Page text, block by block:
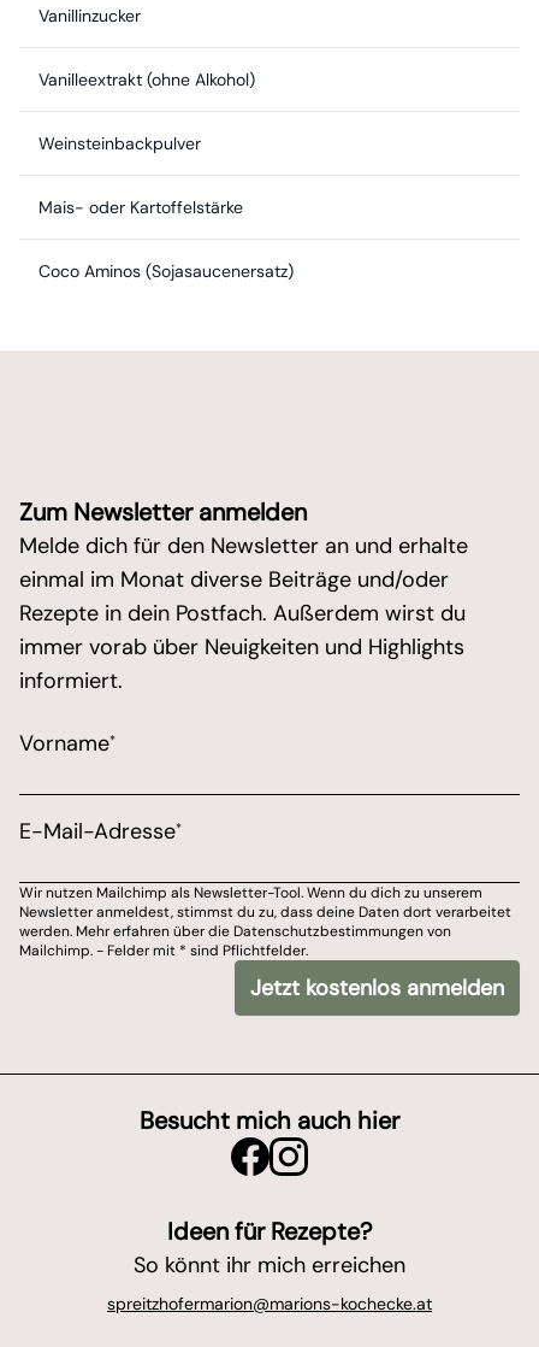
Vanillinzucker
Vanilleextrakt (ohne Alkohol)
Weinsteinbackpulver
Mais- oder Kartoffelstärke
Coco Aminos (Sojasaucenersatz)
Zum Newsletter anmelden
Melde dich für den Newsletter an und erhalte
einmal im Monat diverse Beiträge und/oder
Rezepte in dein Postfach. Außerdem wirst du
immer vorab über Neuigkeiten und Highlights
informiert.
Vorname*
E-Mail-Adresse*
Du kannst dich jederzeit von meinem Newsletter
Wir nutzen Mailchimp als Newsletter-Tool. Wenn du dich zu unserem
/* real people should not fill this in and expect
Wir nutzen Mailchimp als Newsletter-Tool. Wenn du dich zu unserem
Newsletter anmeldest, stimmst du zu, dass deine Daten dort verarbeitet
werden. Mehr erfahren über die Datenschutzbestimmungen von
Mailchimp. - Felder mit * sind Pflichtfelder.
Jetzt kostenlos anmelden
Besucht mich auch hier
Ideen für Rezepte?
So könnt ihr mich erreichen
spreitzhofermarion@marions-kochecke.at